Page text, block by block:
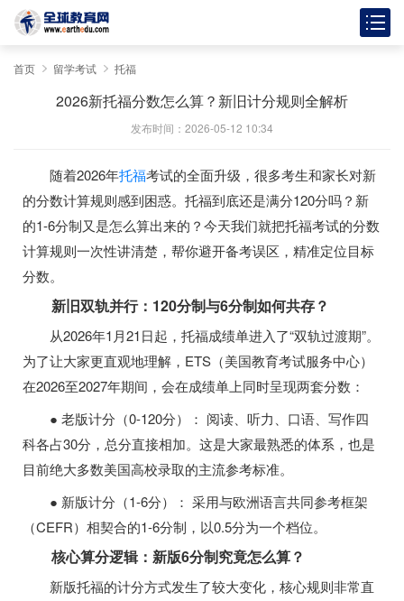
首页 留学考试 托福
2026新托福分数怎么算？新旧计分规则全解析
发布时间：2026-05-12 10:34
随着2026年托福考试的全面升级，很多考生和家长对新
的分数计算规则感到困惑。托福到底还是满分120分吗？新
的1-6分制又是怎么算出来的？今天我们就把托福考试的分数
计算规则一次性讲清楚，帮你避开备考误区，精准定位目标
分数。
新旧双轨并行：120分制与6分制如何共存？
从2026年1月21日起，托福成绩单进入了“双轨过渡期”。
为了让大家更直观地理解，ETS（美国教育考试服务中心）
在2026至2027年期间，会在成绩单上同时呈现两套分数：
● 老版计分（0-120分）： 阅读、听力、口语、写作四
科各占30分，总分直接相加。这是大家最熟悉的体系，也是
目前绝大多数美国高校录取的主流参考标准。
● 新版计分（1-6分）： 采用与欧洲语言共同参考框架
（CEFR）相契合的1-6分制，以0.5分为一个档位。
核心算分逻辑：新版6分制究竟怎么算？
新版托福的计分方式发生了较大变化，核心规则非常直